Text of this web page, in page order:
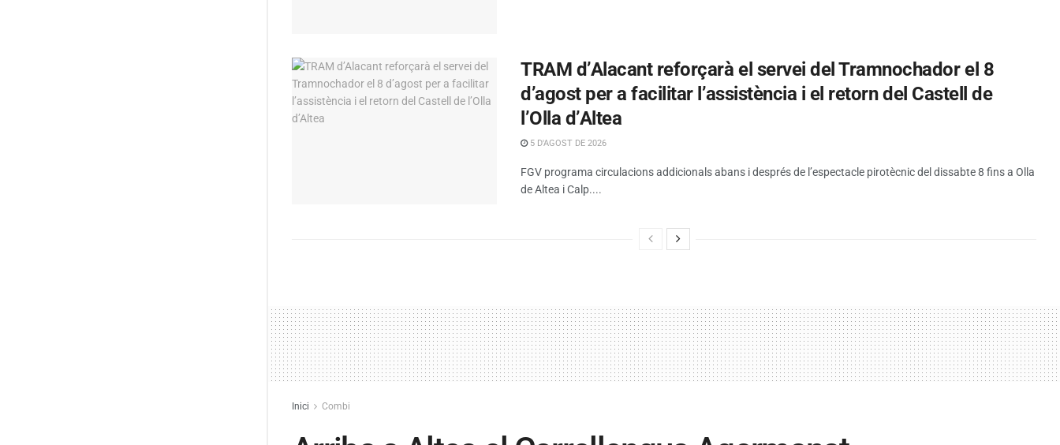
TRAM d’Alacant reforçarà el servei del Tramnochador el 8
d’agost per a facilitar l’assistència i el retorn del Castell de
l’Olla d’Altea
5 D'AGOST DE 2026
FGV programa circulacions addicionals abans i després de l’espectacle pirotècnic del dissabte 8 fins a Olla
de Altea i Calp....
Inici Combi